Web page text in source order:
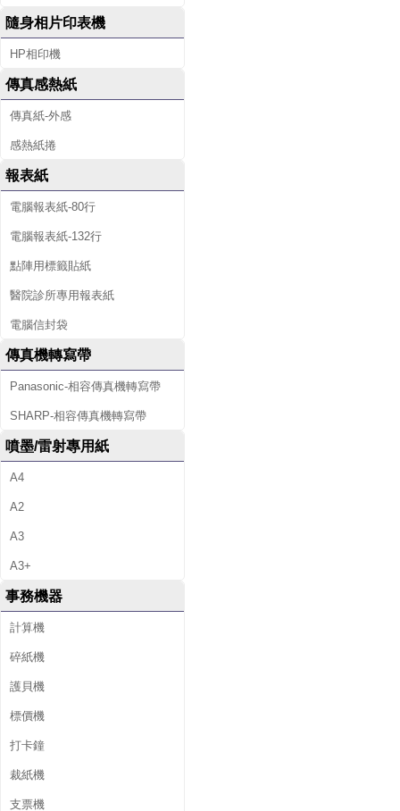
隨身相片印表機
HP相印機
傳真感熱紙
傳真紙-外感
感熱紙捲
報表紙
電腦報表紙-80行
電腦報表紙-132行
點陣用標籤貼紙
醫院診所專用報表紙
電腦信封袋
傳真機轉寫帶
Panasonic-相容傳真機轉寫帶
SHARP-相容傳真機轉寫帶
噴墨/雷射專用紙
A4
A2
A3
A3+
事務機器
計算機
碎紙機
護貝機
標價機
打卡鐘
裁紙機
支票機